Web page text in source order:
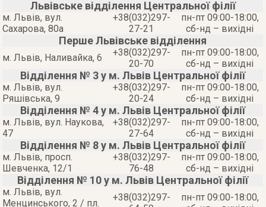
Львівське відділення Центральної філії
м. Львів, вул.
Сахарова, 80а
+38(032)297-
27-21
пн-пт 09:00-18:00,
сб-нд – вихідні
Перше Львівське відділення
м. Львів, Наливайка, 6
+38(032)297-
20-70
пн-пт 09:00-18:00,
сб-нд – вихідні
Відділення № 3 у м. Львів Центральної філії
м. Львів, вул.
Ряшівська, 9
+38(032)297-
20-24
пн-пт 09:00-18:00,
сб-нд – вихідні
Відділення № 4 у м. Львів Центральної філії
м. Львів, вул. Наукова,
47
+38(032)297-
27-64
пн-пт 09:00-18:00,
сб-нд – вихідні
Відділення № 8 у м. Львів Центральної філії
м. Львів, просп.
Шевченка, 12/1
+38(032)297-
76-48
пн-пт 09:00-18:00,
сб-нд – вихідні
Відділення № 10 у м. Львів Центральної філії
м. Львів, вул.
Менцинського, 2 / пл.
+38(032)297-
пн-пт 09:00-18:00,